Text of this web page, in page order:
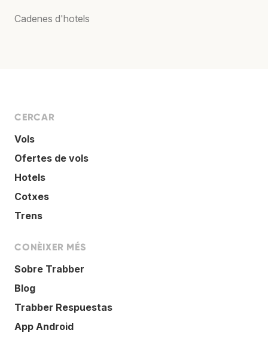
Cadenes d'hotels
CERCAR
Vols
Ofertes de vols
Hotels
Cotxes
Trens
CONÈIXER MÉS
Sobre Trabber
Blog
Trabber Respuestas
App Android